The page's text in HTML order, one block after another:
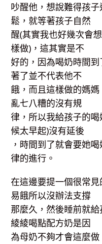
吵醒他，想說難得孩
鬆，就等著孩子自然
醒(其實我也好幾次會
樣做)，這其實是不
好的，因為喝奶時間
著了並不代表他不
餓，而且這樣做的媽
亂七八糟的沒有規
律，所以我給孩子的
候太早起)沒有延後
，時間到了就會要她
律的進行。
在這邊要提一個很常
易餓所以沒辦法支撐
那麼久，然後睡前就
綾綾喝點配方奶是因
為母奶不夠才會這麼